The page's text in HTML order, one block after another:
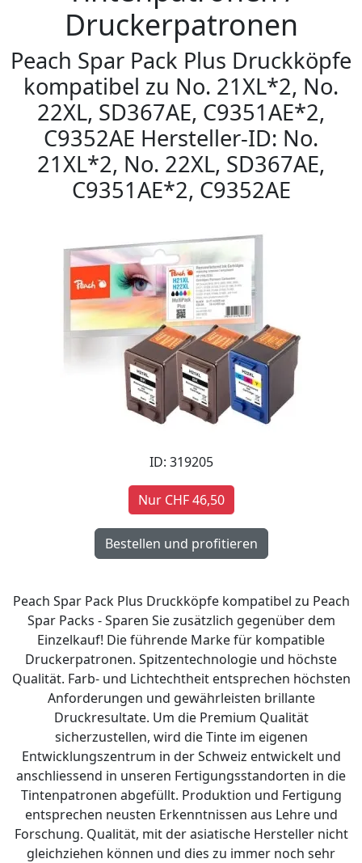
Druckerpatronen
Peach Spar Pack Plus Druckköpfe
kompatibel zu No. 21XL*2, No.
22XL, SD367AE, C9351AE*2,
C9352AE Hersteller-ID: No.
21XL*2, No. 22XL, SD367AE,
C9351AE*2, C9352AE
ID: 319205
Nur CHF 46,50
Peach Spar Pack Plus Druckköpfe kompatibel zu Peach
Spar Packs - Sparen Sie zusätzlich gegenüber dem
Einzelkauf! Die führende Marke für kompatible
Druckerpatronen. Spitzentechnologie und höchste
Qualität. Farb- und Lichtechtheit entsprechen höchsten
Anforderungen und gewährleisten brillante
Druckresultate. Um die Premium Qualität
sicherzustellen, wird die Tinte im eigenen
Entwicklungszentrum in der Schweiz entwickelt und
anschliessend in unseren Fertigungsstandorten in die
Tintenpatronen abgefüllt. Produktion und Fertigung
entsprechen neusten Erkenntnissen aus Lehre und
Forschung. Qualität, mit der asiatische Hersteller nicht
gleichziehen können und dies zu immer noch sehr